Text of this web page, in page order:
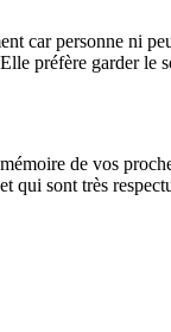
car personne ni
préfère garder le
de vos
qui sont très